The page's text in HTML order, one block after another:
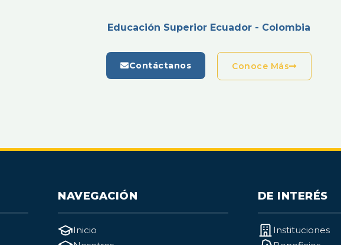
Educación Superior Ecuador - Colombia
Contáctanos Conoce Más
NAVEGACIÓN
Inicio
DE INTERÉS
Instituciones